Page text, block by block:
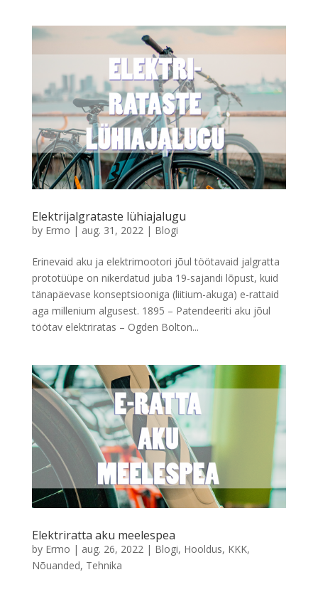
Elektrijalgrataste lühiajalugu
by Ermo | aug. 31, 2022 | Blogi
Erinevaid aku ja elektrimootori jõul töötavaid jalgratta
prototüüpe on nikerdatud juba 19-sajandi lõpust, kuid
tänapäevase konseptsiooniga (liitium-akuga) e-rattaid
aga millenium algusest. 1895 – Patendeeriti aku jõul
töötav elektriratas – Ogden Bolton...
Elektriratta aku meelespea
by Ermo | aug. 26, 2022 | Blogi, Hooldus, KKK,
Nõuanded, Tehnika